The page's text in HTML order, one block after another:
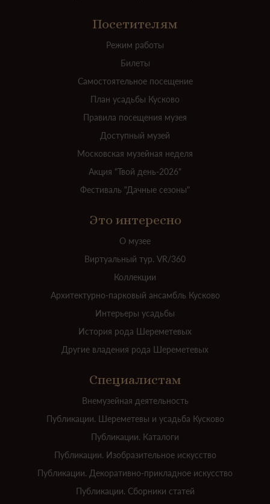
Посетителям
Режим работы
Билеты
Самостоятельное посещение
План усадьбы Кусково
Правила посещения музея
Доступный музей
Московская музейная неделя
Акция "Твой день-2026"
Фестиваль "Дачные сезоны"
Это интересно
О музее
Виртуальный тур. VR/360
Коллекции
Архитектурно-парковый ансамбль Кусково
Интерьеры усадьбы
История рода Шереметевых
Другие владения рода Шереметевых
Специалистам
Внемузейная деятельность
Публикации. Шереметевы и усадьба Кусково
Публикации. Каталоги
Публикации. Изобразительное искусство
Публикации. Декоративно-прикладное искусство
Публикации. Сборники статей